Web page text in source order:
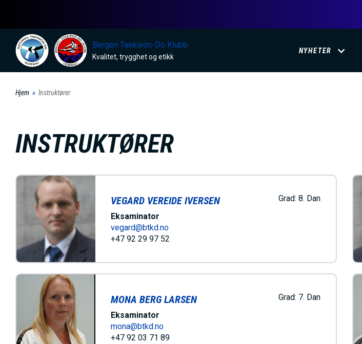
t
Bergen Taekwon-Do Klubb
Kvalitet, trygghet og etikk
D
I
N
E
N
NYHETER
Hjem Instruktører
INSTRUKTØRER
Grad: 8. Dan
VEGARD VEREIDE IVERSEN
Eksaminator
vegard@btkd.no
+47 92 29 97 52
Grad: 7. Dan
MONA BERG LARSEN
Eksaminator
mona@btkd.no
+47 92 03 71 89